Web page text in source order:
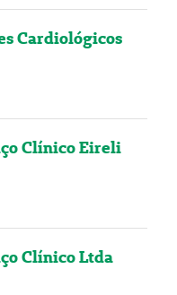
Cardiológicos
Clínico Eireli
Clínico Ltda